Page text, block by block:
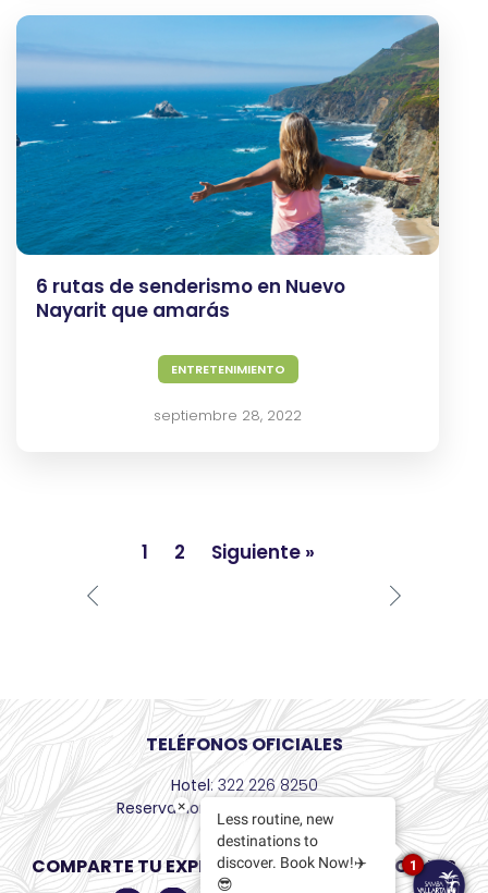
6 rutas de senderismo en Nuevo
Nayarit que amarás
ENTRETENIMIENTO
septiembre 28, 2022
1 2 Siguiente »
TELÉFONOS OFICIALES
Hotel: 322 226 8250
Reservaciones
: +52 55 8526 6436
COMPARTE TU EXPERIENCIA EN REDES SOCIALES
×
Less routine, new
destinations to
discover. Book Now!✈️
😎
1